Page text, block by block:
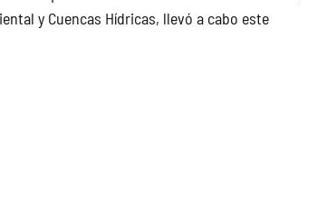
y Cuencas Hídricas, llevó a cabo este